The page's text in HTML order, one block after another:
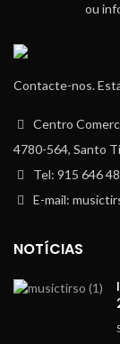
ou
Contacte-nos.
Centro
4780-564, Santo
Tel: 915 646
E-mail:
NOTÍCIAS